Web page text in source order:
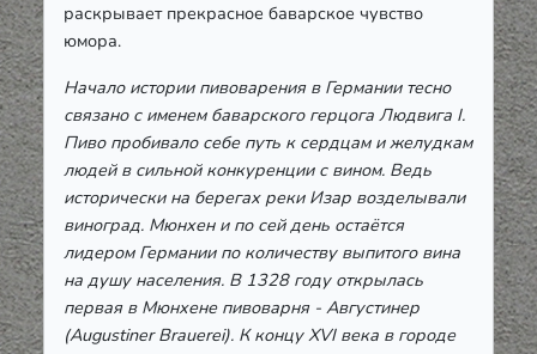
раскрывает прекрасное баварское чувство
юмора.
Начало истории пивоварения в Германии тесно
связано с именем баварского герцога Людвига I.
Пиво пробивало себе путь к сердцам и желудкам
людей в сильной конкуренции с вином. Ведь
исторически на берегах реки Изар возделывали
виноград. Мюнхен и по сей день остаётся
лидером Германии по количеству выпитого вина
на душу населения. В 1328 году открылась
первая в Мюнхене пивоварня - Августинер
(Augustiner Brauerei). К концу XVI века в городе